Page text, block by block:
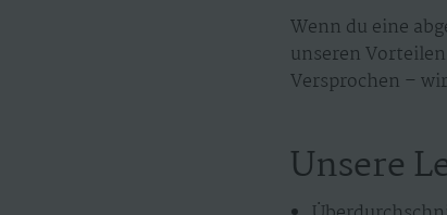
Wenn du eine
unseren
Versprochen –
Unsere